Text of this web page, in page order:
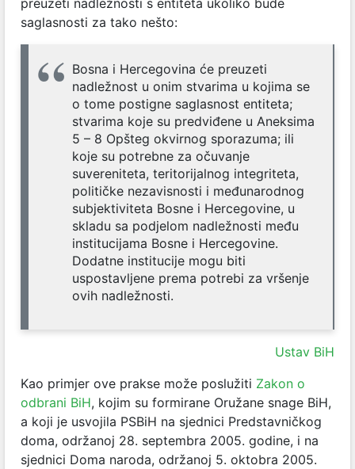
saglasnosti za tako nešto:
Bosna i Hercegovina će preuzeti
nadležnost u onim stvarima u kojima se
o tome postigne saglasnost entiteta;
stvarima koje su predviđene u Aneksima
5 – 8 Opšteg okvirnog sporazuma; ili
koje su potrebne za očuvanje
suvereniteta, teritorijalnog integriteta,
političke nezavisnosti i međunarodnog
subjektiviteta Bosne i Hercegovine, u
skladu sa podjelom nadležnosti među
institucijama Bosne i Hercegovine.
Dodatne institucije mogu biti
uspostavljene prema potrebi za vršenje
ovih nadležnosti.
Ustav BiH
Kao primjer ove prakse može poslužiti Zakon o
odbrani BiH, kojim su formirane Oružane snage BiH,
a koji je usvojila PSBiH na sjednici Predstavničkog
doma, održanoj 28. septembra 2005. godine, i na
sjednici Doma naroda, održanoj 5. oktobra 2005.